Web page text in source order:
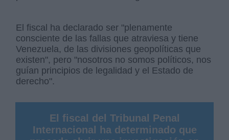
El fiscal ha declarado ser "plenamente
consciente de las fallas que atraviesa y tiene
Venezuela, de las divisiones geopolíticas que
existen", pero "nosotros no somos políticos, nos
guían principios de legalidad y el Estado de
derecho".
El fiscal del Tribunal Penal
Internacional ha determinado que